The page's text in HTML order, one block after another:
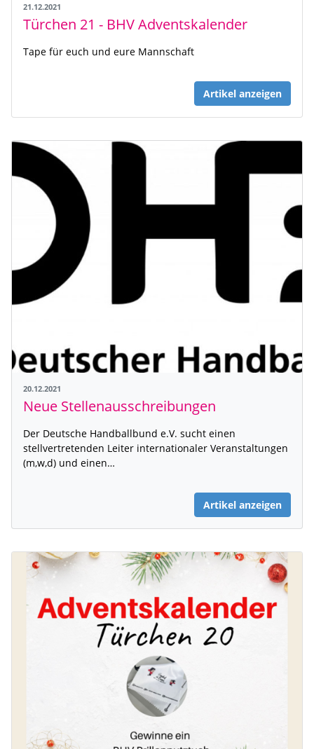
21.12.2021
Türchen 21 - BHV Adventskalender
Tape für euch und eure Mannschaft
Artikel anzeigen
20.12.2021
Neue Stellenausschreibungen
Der Deutsche Handballbund e.V. sucht einen
stellvertretenden Leiter internationaler Veranstaltungen
(m,w,d) und einen…
Artikel anzeigen